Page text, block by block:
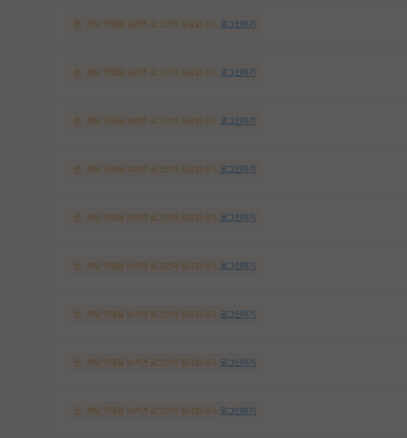
해당 댓글을 보려면 로그인이 필요합니다. 로그인하기
해당 댓글을 보려면 로그인이 필요합니다. 로그인하기
해당 댓글을 보려면 로그인이 필요합니다. 로그인하기
해당 댓글을 보려면 로그인이 필요합니다. 로그인하기
해당 댓글을 보려면 로그인이 필요합니다. 로그인하기
해당 댓글을 보려면 로그인이 필요합니다. 로그인하기
해당 댓글을 보려면 로그인이 필요합니다. 로그인하기
해당 댓글을 보려면 로그인이 필요합니다. 로그인하기
해당 댓글을 보려면 로그인이 필요합니다. 로그인하기